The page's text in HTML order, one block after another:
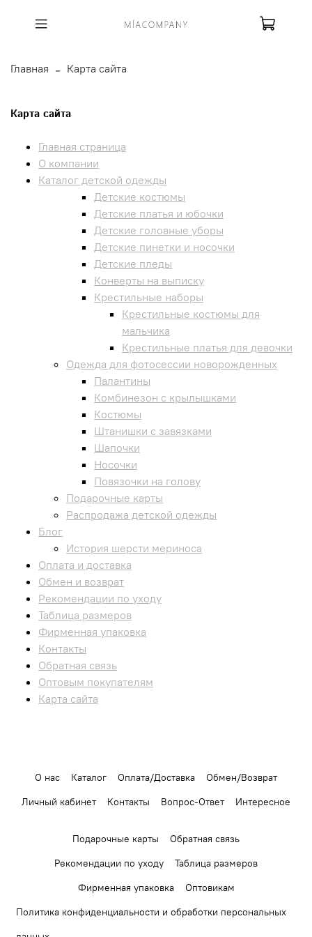
Главная Карта сайта
Карта сайта
Главная страница
О компании
Каталог детской одежды
Детские костюмы
Детские платья и юбочки
Детские головные уборы
Детские пинетки и носочки
Детские пледы
Конверты на выписку
Крестильные наборы
Крестильные костюмы для
мальчика
Крестильные платья для девочки
Одежда для фотосессии новорожденных
Палантины
Комбинезон с крылышками
Костюмы
Штанишки с завязками
Шапочки
Носочки
Повязочки на голову
Подарочные карты
Распродажа детской одежды
Блог
История шерсти мериноса
Оплата и доставка
Обмен и возврат
Рекомендации по уходу
Таблица размеров
Фирменная упаковка
Контакты
Обратная связь
Оптовым покупателям
Карта сайта
О нас Каталог Оплата/Доставка
Обмен/Возврат
Личный кабинет
Контакты Вопрос-Ответ Интересное
Подарочные карты
Обратная связь
Рекомендации по уходу
Таблица размеров
Фирменная упаковка
Оптовикам
Политика конфиденциальности и обработки персональных